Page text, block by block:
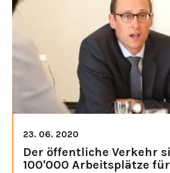
23. 06. 2020
Der öffentliche Verkehr
100'000 Arbeitsplätze